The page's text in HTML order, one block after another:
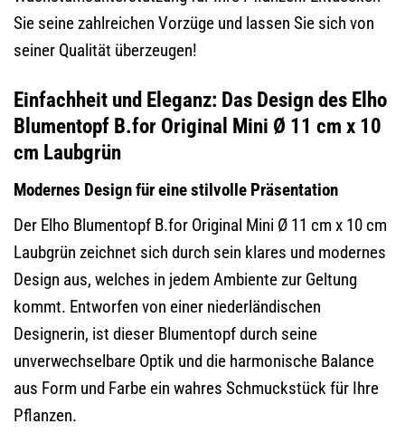
Sie seine zahlreichen Vorzüge und lassen Sie sich von
seiner Qualität überzeugen!
Einfachheit und Eleganz: Das Design des Elho
Blumentopf B.for Original Mini Ø 11 cm x 10
cm Laubgrün
Modernes Design für eine stilvolle Präsentation
Der Elho Blumentopf B.for Original Mini Ø 11 cm x 10 cm
Laubgrün zeichnet sich durch sein klares und modernes
Design aus, welches in jedem Ambiente zur Geltung
kommt. Entworfen von einer niederländischen
Designerin, ist dieser Blumentopf durch seine
unverwechselbare Optik und die harmonische Balance
aus Form und Farbe ein wahres Schmuckstück für Ihre
Pflanzen.